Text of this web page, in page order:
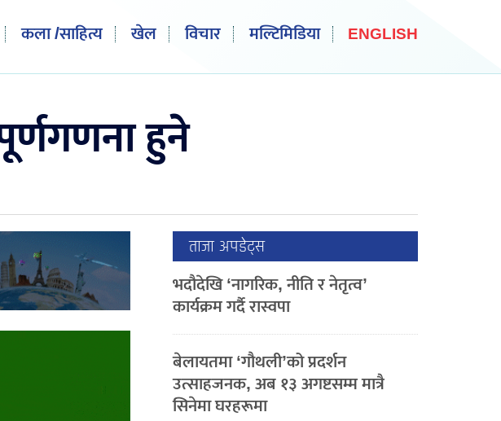
कला /साहित्य खेल विचार मल्टिमिडिया ENGLISH
हुने
ताजा अपडेट्स
भदौदेखि ‘नागरिक, नीति र नेतृत्व’
कार्यक्रम गर्दै रास्वपा
बेलायतमा ‘गौथली’को प्रदर्शन
उत्साहजनक, अब १३ अगष्टसम्म मात्रै
सिनेमा घरहरूमा